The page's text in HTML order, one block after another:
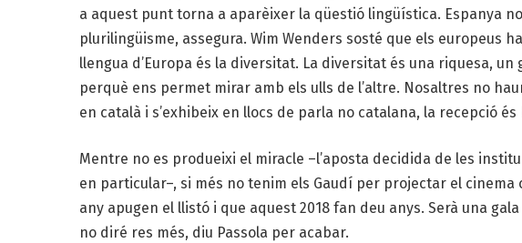
a aquest punt torna a aparèixer la qüestió lingüística. Espanya
plurilingüisme, assegura. Wim Wenders sosté que els europeus
llengua d’Europa és la diversitat. La diversitat és una riquesa,
perquè ens permet mirar amb els ulls de l’altre. Nosaltres no
en català i s’exhibeix en llocs de parla no catalana, la recepció
Mentre no es produeixi el miracle –l’aposta decidida de les
en particular–, si més no tenim els Gaudí per projectar el cinema
any apugen el llistó i que aquest 2018 fan deu anys. Serà una
no diré res més, diu Passola per acabar.